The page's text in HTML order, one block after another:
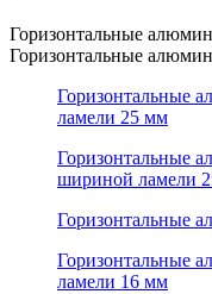
Горизонтальные
Горизонтальные
Горизонтальные
ламели 25 мм
Горизонтальные
шириной ламели
Горизонтальные
Горизонтальные
ламели 16 мм